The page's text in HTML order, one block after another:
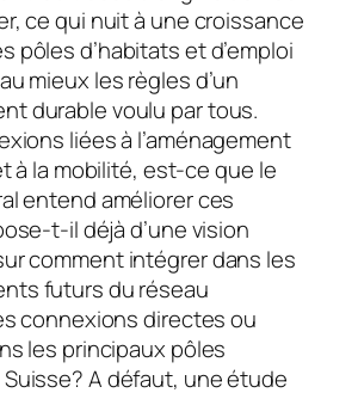
ce qui nuit à une croissance
pôles d’habitats et d’emploi
mieux les règles d’un
durable voulu par tous.
liées à l’aménagement
à la mobilité, est-ce que le
entend améliorer ces
t-il déjà d’une vision
comment intégrer dans les
futurs du réseau
connexions directes ou
les principaux pôles
A défaut, une étude